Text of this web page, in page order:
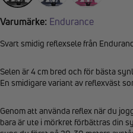
Varumärke: Endurance
Svart smidig reflexsele från
Selen är 4 cm bred och för bästa
En smidigare variant av reflexväst
Genom att använda reflex när du
bara är ute i mörkret förbättras din